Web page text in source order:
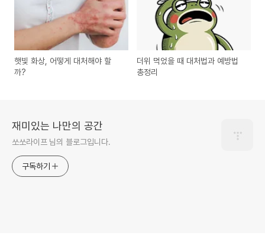
햇빛 화상, 어떻게 대처해야 할
까?
더위 먹었을 때 대처법과 예방법
총정리
재미있는 나만의 공간
쏘쏘라이프 님의 블로그입니다.
구독하기